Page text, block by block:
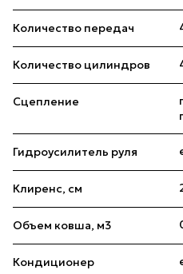
Количество передач
Количество цилиндров
Сцепление
Гидроусилитель руля
Клиренс, см
Объем ковша, м3
Кондиционер